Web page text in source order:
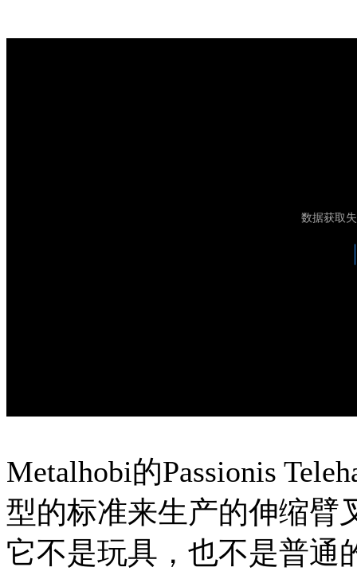
Metalhobi的Passionis
型的标准来生产的伸缩臂
它不是玩具，也不是普通